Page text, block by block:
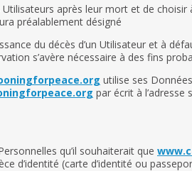
après leur mort et de choisir
préalablement désigné
du décès d’un Utilisateur et à
s’avère nécessaire à des fins
utilise ses
par écrit à l’adresse
qu’il souhaiterait que
d’identité (carte d’identité ou